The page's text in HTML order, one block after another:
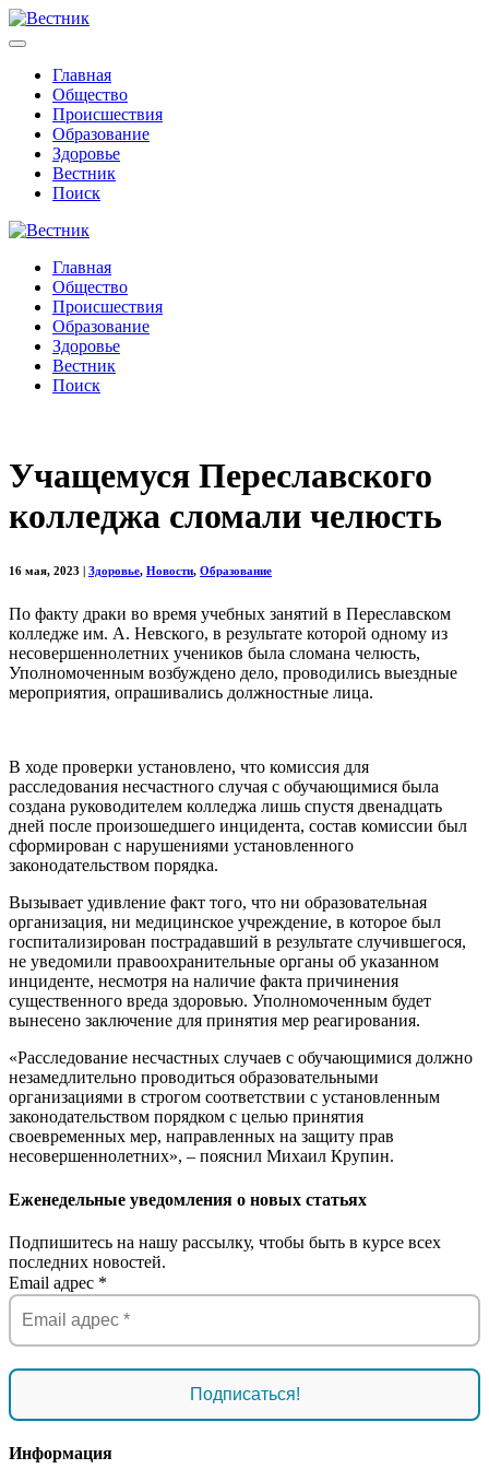
Главная
Общество
Происшествия
Образование
Здоровье
Вестник
Поиск
Главная
Общество
Происшествия
Образование
Здоровье
Вестник
Поиск
Учащемуся Переславского
колледжа сломали челюсть
16 мая, 2023 Здоровье, Новости, Образование
По факту драки во время учебных занятий в Переславском
колледже им. А. Невского, в результате которой одному из
несовершеннолетних учеников была сломана челюсть,
Уполномоченным возбуждено дело, проводились выездные
мероприятия, опрашивались должностные лица.
В ходе проверки установлено, что комиссия для
расследования несчастного случая с обучающимися была
создана руководителем колледжа лишь спустя двенадцать
дней после произошедшего инцидента, состав комиссии был
сформирован с нарушениями установленного
законодательством порядка.
Вызывает удивление факт того, что ни образовательная
организация, ни медицинское учреждение, в которое был
госпитализирован пострадавший в результате случившегося,
не уведомили правоохранительные органы об указанном
инциденте, несмотря на наличие факта причинения
существенного вреда здоровью. Уполномоченным будет
вынесено заключение для принятия мер реагирования.
«Расследование несчастных случаев с обучающимися должно
незамедлительно проводиться образовательными
организациями в строгом соответствии с установленным
законодательством порядком с целью принятия
своевременных мер, направленных на защиту прав
несовершеннолетних», – пояснил Михаил Крупин.
Еженедельные уведомления о новых статьях
Подпишитесь на нашу рассылку, чтобы быть в курсе всех
последних новостей.
Email адрес *
Информация